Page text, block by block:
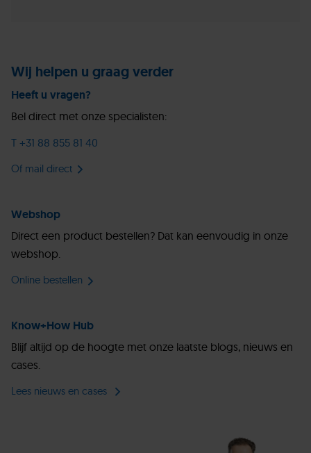
Wij helpen u graag verder
Heeft u vragen?
Bel direct met onze specialisten:
T +31 88 855 81 40
Of mail direct
Webshop
Direct een product bestellen? Dat kan eenvoudig in onze
webshop.
Online bestellen
Know+How Hub
Blijf altijd op de hoogte met onze laatste blogs, nieuws en
cases.
Lees nieuws en cases